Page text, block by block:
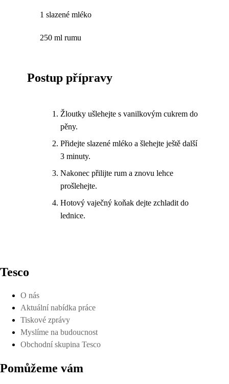
1 slazené mléko
250 ml rumu
Postup přípravy
Žloutky ušlehejte s vanilkovým cukrem do
pěny.
Přidejte slazené mléko a šlehejte ještě další
3 minuty.
Nakonec přilijte rum a znovu lehce
prošlehejte.
Hotový vaječný koňak dejte zchladit do
lednice.
Tesco
O nás
Aktuální nabídka práce
Tiskové zprávy
Myslíme na budoucnost
Obchodní skupina Tesco
Pomůžeme vám